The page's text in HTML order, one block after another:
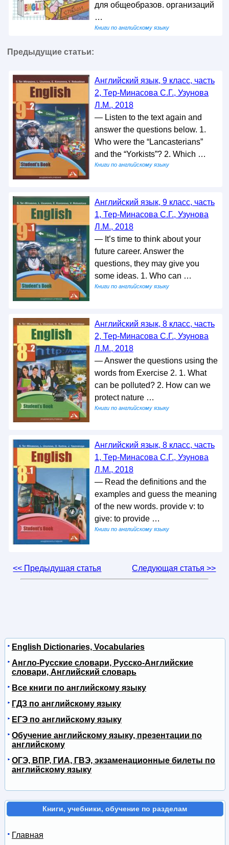
для общеобразов. организаций
…
Книги по английскому языку
Предыдущие статьи:
Английский язык, 9 класс, часть
2, Тер-Минасова С.Г., Узунова
Л.М., 2018
— Listen to the text again and
answer the questions below. 1.
Who were the “Lancasterians”
and the “Yorkists”? 2. Which …
Книги по английскому языку
Английский язык, 9 класс, часть
1, Тер-Минасова С.Г., Узунова
Л.М., 2018
— It’s time to think about your
future career. Answer the
questions, they may give you
some ideas. 1. Who can …
Книги по английскому языку
Английский язык, 8 класс, часть
2, Тер-Минасова С.Г., Узунова
Л.М., 2018
— Answer the questions using the
words from Exercise 2. 1. What
can be polluted? 2. How can we
protect nature …
Книги по английскому языку
Английский язык, 8 класс, часть
1, Тер-Минасова С.Г., Узунова
Л.М., 2018
— Read the definitions and the
examples and guess the meaning
of the new words. provide v: to
give: to provide …
Книги по английскому языку
<< Предыдущая статья Следующая статья >>
English Dictionaries, Vocabularies
Англо-Русские словари, Русско-Английские
словари, Английский словарь
Все книги по английскому языку
ГДЗ по английскому языку
ЕГЭ по английскому языку
Обучение английскому языку, презентации по
английскому
ОГЭ, ВПР, ГИА, ГВЭ, экзаменационные билеты по
английскому языку
Книги, учебники, обучение по разделам
Главная